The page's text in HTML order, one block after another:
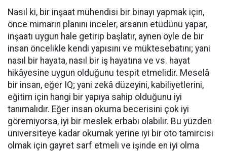
Nasıl ki, bir inşaat mühendisi bir binayı yapmak için,
önce mimarın planını inceler, arsanın etüdünü yapar,
inşaatı uygun hale getirip başlatır, aynen öyle de bir
insan öncelikle kendi yapısını ve müktesebatını; yani
nasıl bir hayata, nasıl bir iş hayatına ve vs. hayat
hikâyesine uygun olduğunu tespit etmelidir. Meselâ
bir insan, eğer IQ; yani zekâ düzeyini, kabiliyetlerini,
eğitim için hangi bir yapıya sahip olduğunu iyi
tanımalıdır. Eğer insan okuma becerisini çok iyi
göremiyorsa, iyi bir meslek erbabı olabilir. Bu yüzden
üniversiteye kadar okumak yerine iyi bir oto tamircisi
olmak için gayret sarf etmeli ve işinde en iyi olma